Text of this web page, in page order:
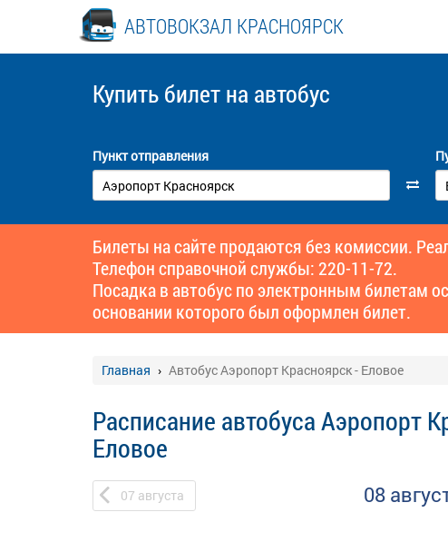
АВТОВОКЗАЛ КРАСНОЯРСК
Купить билет на автобус
Пункт отправления
Билеты на сайте продаются без комиссии.
Телефон справочной службы: 220-11-72.
Посадка в автобус по электронным билетам
основании которого был оформлен билет.
Главная Автобус Аэропорт Красноярск - Еловое
Расписание автобуса Аэропорт
Еловое
07 августа 08